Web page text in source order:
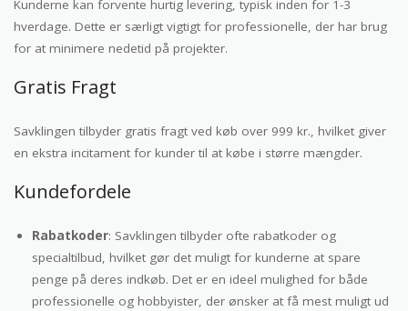
Kunderne kan forvente hurtig levering, typisk inden for 1-3
hverdage. Dette er særligt vigtigt for professionelle, der har brug
for at minimere nedetid på projekter.
Gratis Fragt
Savklingen tilbyder gratis fragt ved køb over 999 kr., hvilket giver
en ekstra incitament for kunder til at købe i større mængder.
Kundefordele
Rabatkoder: Savklingen tilbyder ofte rabatkoder og
specialtilbud, hvilket gør det muligt for kunderne at spare
penge på deres indkøb. Det er en ideel mulighed for både
professionelle og hobbyister, der ønsker at få mest muligt ud